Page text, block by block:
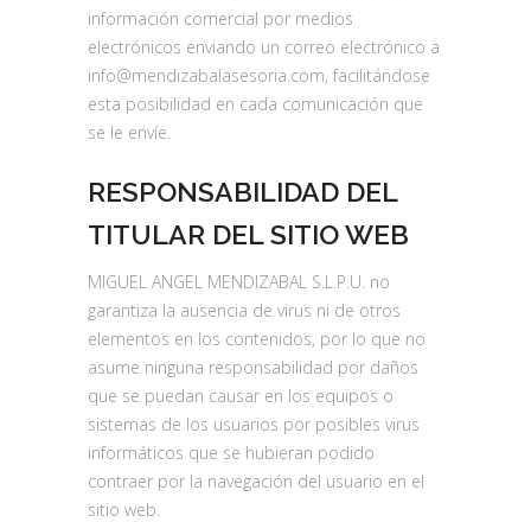
información comercial por medios
electrónicos enviando un correo electrónico a
info@mendizabalasesoria.com, facilitándose
esta posibilidad en cada comunicación que
se le envíe.
RESPONSABILIDAD DEL
TITULAR DEL SITIO WEB
MIGUEL ANGEL MENDIZABAL S.L.P.U. no
garantiza la ausencia de virus ni de otros
elementos en los contenidos, por lo que no
asume ninguna responsabilidad por daños
que se puedan causar en los equipos o
sistemas de los usuarios por posibles virus
informáticos que se hubieran podido
contraer por la navegación del usuario en el
sitio web.